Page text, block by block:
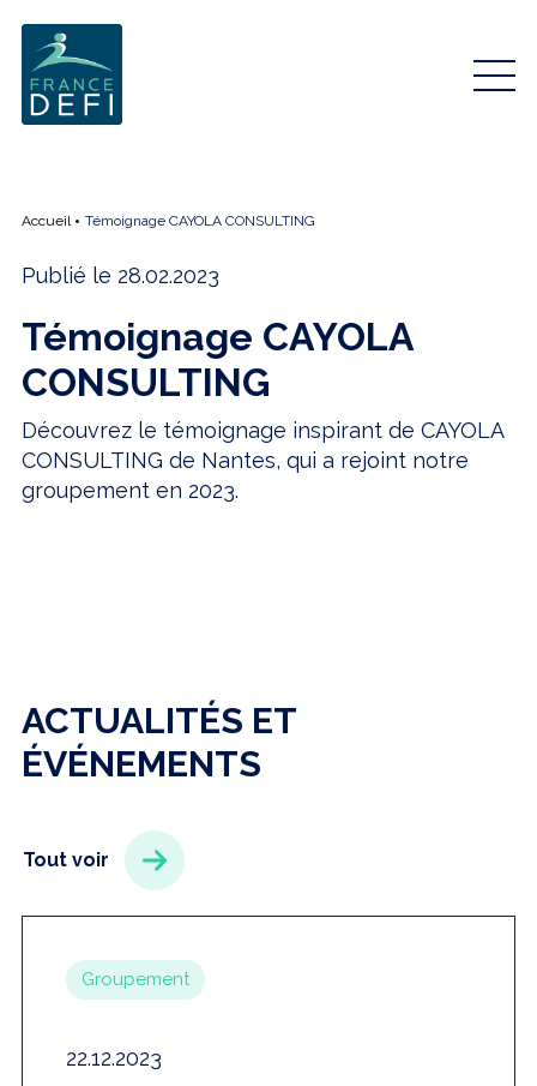
Accueil Témoignage CAYOLA CONSULTING
Publié le 28.02.2023
Témoignage CAYOLA
CONSULTING
Découvrez le témoignage inspirant de CAYOLA
CONSULTING de Nantes, qui a rejoint notre
groupement en 2023.
ACTUALITÉS ET
ÉVÉNEMENTS
Tout voir
Groupement
22.12.2023